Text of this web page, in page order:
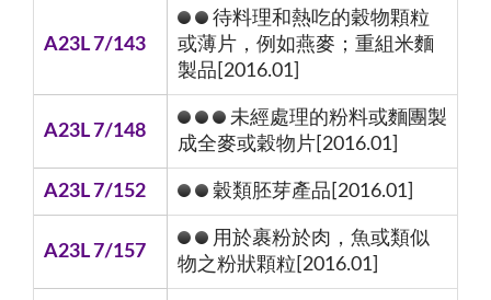
A23L 7/143
待料理和熱吃的穀物顆粒
或薄片，例如燕麥；重組米麵
製品[2016.01]
A23L 7/148
未經處理的粉料或麵團製
成全麥或穀物片[2016.01]
A23L 7/152 穀類胚芽產品[2016.01]
A23L 7/157
用於裹粉於肉，魚或類似
物之粉狀顆粒[2016.01]